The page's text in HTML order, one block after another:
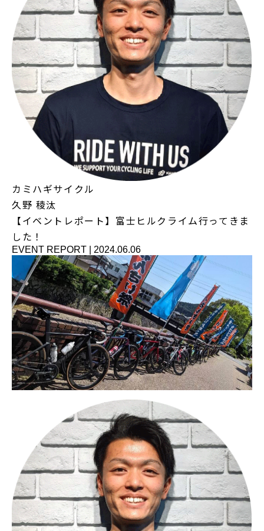
カミハギサイクル
久野 稜汰
【イベントレポート】富士ヒルクライム行ってきま
した！
EVENT REPORT 2024.06.06